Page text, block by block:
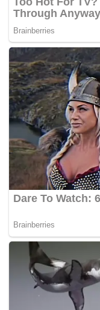
penyusuan kepada
permasalahan